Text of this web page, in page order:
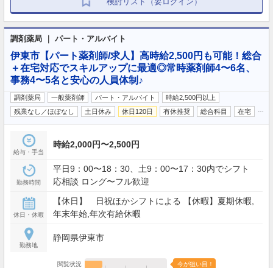
調剤薬局 ｜ パート・アルバイト
伊東市【パート薬剤師/求人】高時給2,500円も可能！総合
＋在宅対応でスキルアップに最適◎常時薬剤師4〜6名、
事務4〜5名と安心の人員体制♪
調剤薬局 一般薬剤師 パート・アルバイト
時給2,500円以上
残業なし／ほぼなし
土日休み 休日120日 有休推奨 総合科目 在宅
給与・手当
時給2,000円〜2,500円
勤務時間
平日9：00〜18：30、土9：00〜17：30内でシフト
応相談 ロング〜フル歓迎
休日・休暇
【休日】 日祝ほかシフトによる 【休暇】夏期休暇,
年末年始,年次有給休暇
勤務地
静岡県伊東市
閲覧状況 今が狙い目！